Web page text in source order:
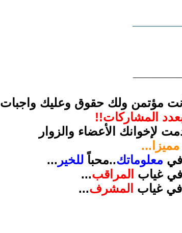
مؤتمن ولك حقوق وعليك واجبات
المشاركات!!
لإخوانك الأعضاء والزوار
معلوماتك..محباً للخير ...
في غياب المراقب...
في غياب المشرف...